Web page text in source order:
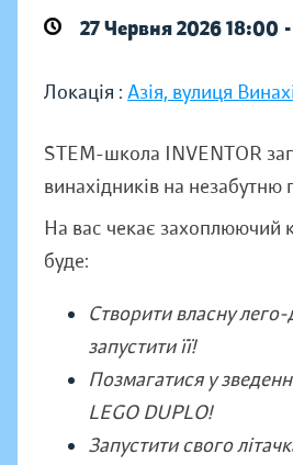
27 Червня 2026 18:00
Локація : Азія, вулиця
STEM-школа INVENTOR
винахідників на незабутню
На вас чекає захоплюючий
буде:
Створити власну лего-
запустити її!
Позмагатися у
LEGO DUPLO!
Запустити свого